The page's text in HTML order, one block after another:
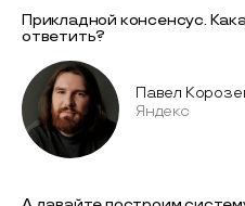
Прикладной консенсус.
ответить?
Павел
Яндекс